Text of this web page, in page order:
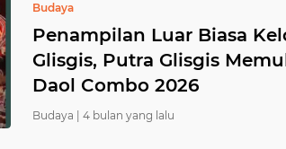
Budaya
Penampilan Luar Biasa
Glisgis, Putra Glisgis
Daol Combo 2026
Budaya | 4 bulan yang lalu